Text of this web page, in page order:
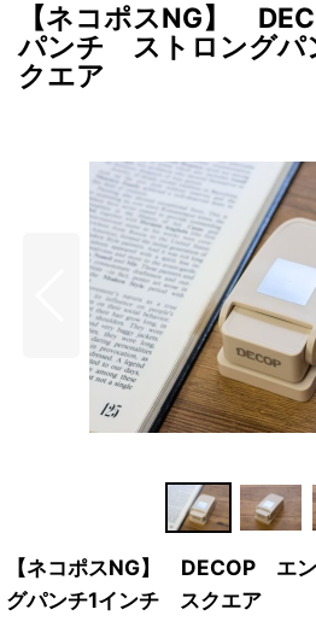
【ネコポスNG】
パンチ ストロング
クエア
【ネコポスNG】 DECOP エ
グパンチ1インチ スクエア